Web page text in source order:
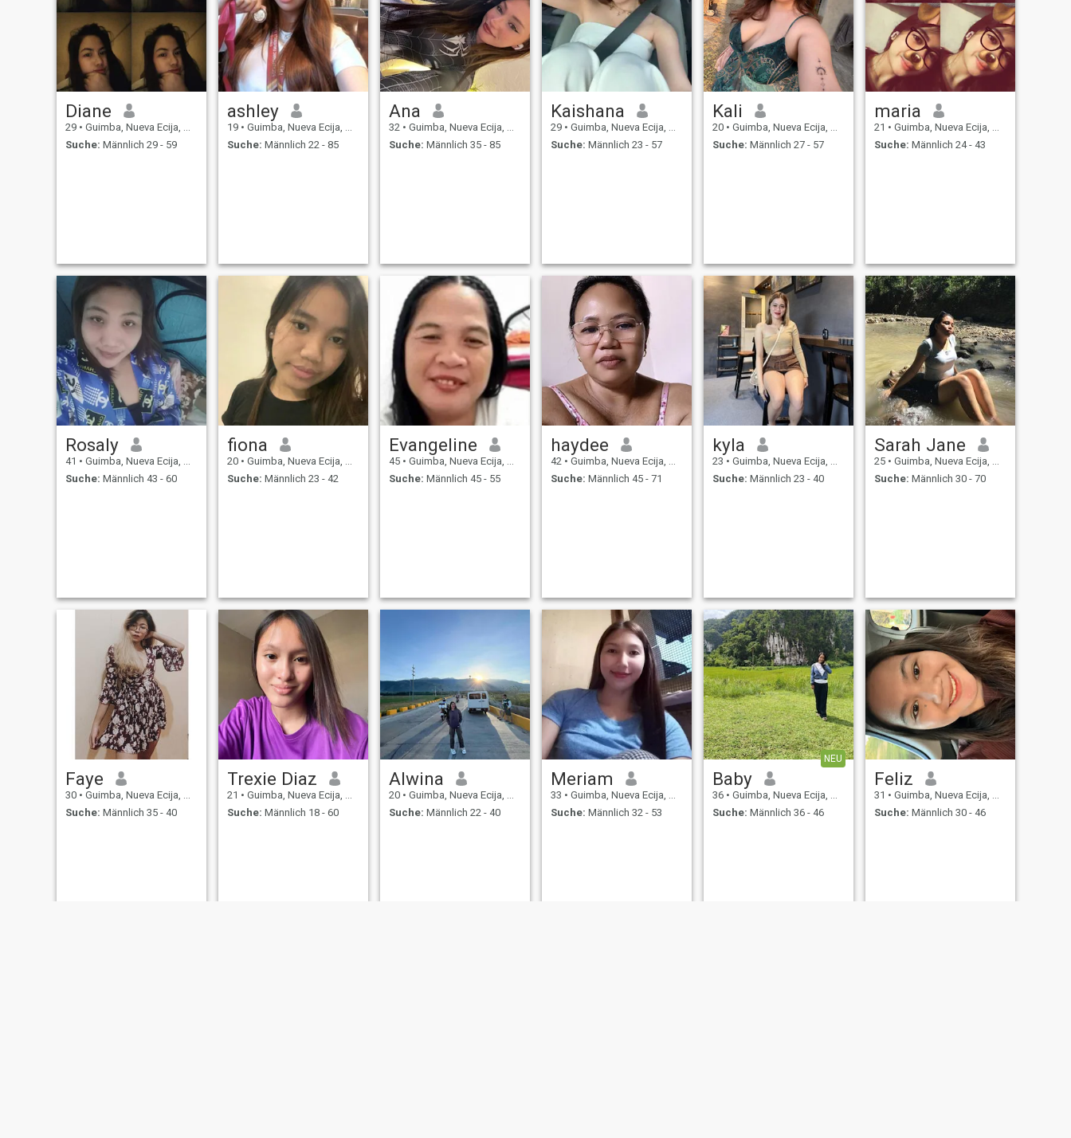
Diane
29 • Guimba, Nueva Ecija, Philippinen
Suche: Männlich 29 - 59
ashley
19 • Guimba, Nueva Ecija, Philippinen
Suche: Männlich 22 - 85
Ana
32 • Guimba, Nueva Ecija, Philippinen
Suche: Männlich 35 - 85
Kaishana
29 • Guimba, Nueva Ecija, Philippinen
Suche: Männlich 23 - 57
Kali
20 • Guimba, Nueva Ecija, Philippinen
Suche: Männlich 27 - 57
maria
21 • Guimba, Nueva Ecija, Philippinen
Suche: Männlich 24 - 43
Rosaly
41 • Guimba, Nueva Ecija, Philippinen
Suche: Männlich 43 - 60
fiona
20 • Guimba, Nueva Ecija, Philippinen
Suche: Männlich 23 - 42
Evangeline
45 • Guimba, Nueva Ecija, Philippinen
Suche: Männlich 45 - 55
haydee
42 • Guimba, Nueva Ecija, Philippinen
Suche: Männlich 45 - 71
kyla
23 • Guimba, Nueva Ecija, Philippinen
Suche: Männlich 23 - 40
Sarah Jane
25 • Guimba, Nueva Ecija, Philippinen
Suche: Männlich 30 - 70
Faye
30 • Guimba, Nueva Ecija, Philippinen
Suche: Männlich 35 - 40
Trexie Diaz
21 • Guimba, Nueva Ecija, Philippinen
Suche: Männlich 18 - 60
Alwina
20 • Guimba, Nueva Ecija, Philippinen
Suche: Männlich 22 - 40
Meriam
33 • Guimba, Nueva Ecija, Philippinen
Suche: Männlich 32 - 53
NEU
Baby
36 • Guimba, Nueva Ecija, Philippinen
Suche: Männlich 36 - 46
Feliz
31 • Guimba, Nueva Ecija, Philippinen
Suche: Männlich 30 - 46